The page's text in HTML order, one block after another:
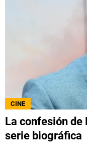
CINE
La confesión de
serie biográfica